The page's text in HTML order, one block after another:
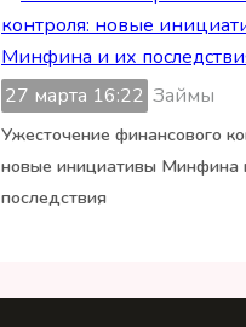
27 марта 16:22 Займы
Ужесточение финансового
новые инициативы Минфина
последствия